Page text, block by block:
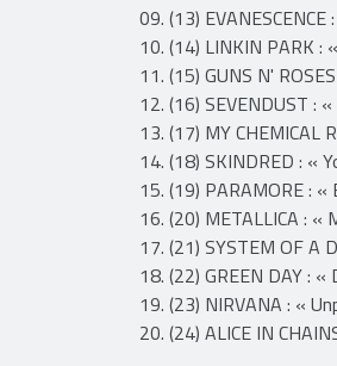
06. (08) MY CHEMICAL
07. (09) DEFTONES : «
08. (12) GREEN DAY : «
09. (13) EVANESCENCE :
10. (14) LINKIN PARK :
11. (15) GUNS N'
12. (16) SEVENDUST : «
13. (17) MY CHEMICAL
14. (18) SKINDRED : «
15. (19) PARAMORE : «
16. (20) METALLICA :
17. (21) SYSTEM OF A
18. (22) GREEN DAY : «